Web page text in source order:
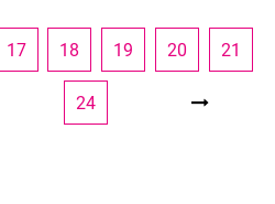
17 18 19 20 21
24